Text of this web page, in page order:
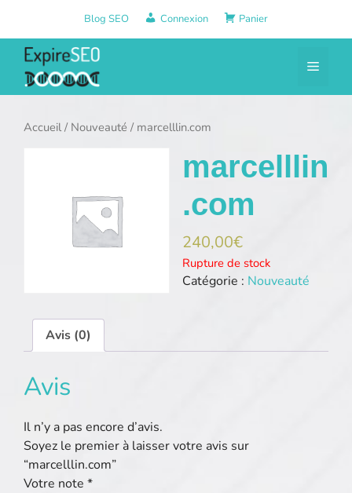
contenu
Blog SEO Connexion Panier
Menu
Accueil/ Nouveauté / marcelllin.com
marcelllin
.com
240,00€
Rupture de stock
Catégorie : Nouveauté
Avis (0)
Avis
Il n’y a pas encore d’avis.
Soyez le premier à laisser votre avis sur
“marcelllin.com”
Votre note *